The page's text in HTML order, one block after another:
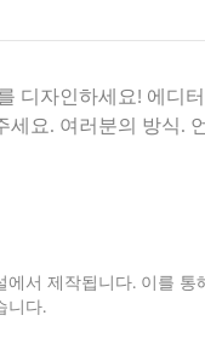
디자인하세요! 에디
세요. 여러분의 방식.
서 제작됩니다. 이를
니다.